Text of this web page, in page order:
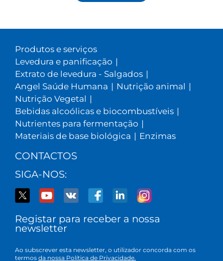
Produtos e serviços
Levedura e panificação |
Extrato de levedura - Salgados |
Angel Saúde Humana | Nutrição animal |
Nutrição Vegetal |
Bebidas alcoólicas e biocombustíveis |
Nutrientes para fermentação |
Materiais de base biológica | Enzimas
CONTACTOS
SIGA-NOS:
Registar para receber a nossa
newsletter
Ao subscrever esta newsletter, o utilizador concorda com os
termos da nossa Política de Privacidade.